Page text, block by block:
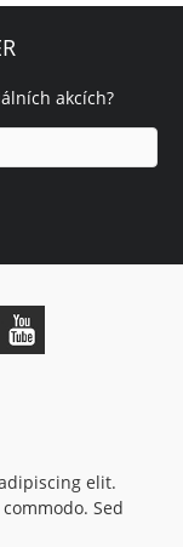
akcích?
elit.
Sed